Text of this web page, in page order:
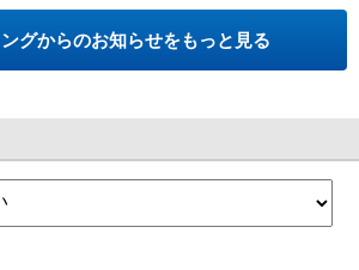
グからのお知らせをもっと見る